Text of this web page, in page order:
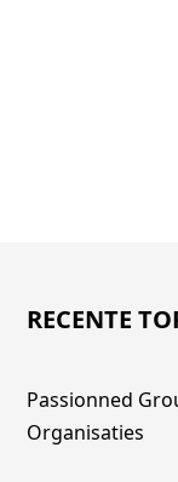
RECENTE
Passionned
Organisaties